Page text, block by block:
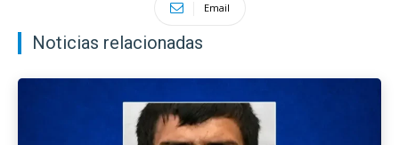
Email
Noticias relacionadas